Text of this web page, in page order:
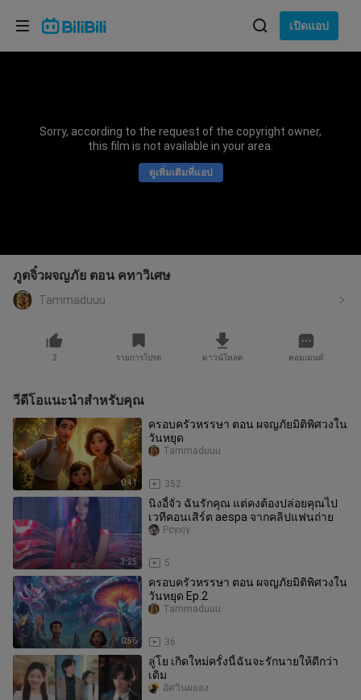
เปิดแอป
Sorry, according to the request of the copyright owner,
this film is not available in your area.
ดูเพิ่มเติมที่แอป
ภูตจิ๋วผจญภัย ตอน คทาวิเศษ
Tammaduuu
2 รายการโปรด ดาวน์โหลด คอมเมนต์
วีดีโอแนะนำสำหรับคุณ
0:41
ครอบครัวหรรษา ตอน ผจญภัยมิติพิศวงใน
วันหยุด
352
Tammaduuu
3:25
นิงอี้จั๋ว ฉันรักคุณ แต่คงต้องปล่อยคุณไป
เวทีคอนเสิร์ต aespa จากคลิปแฟนถ่าย
5
Pcyxjy
0:56
ครอบครัวหรรษา ตอน ผจญภัยมิติพิศวงใน
วันหยุด Ep.2
36
Tammaduuu
ลู่โย เกิดใหม่ครั้งนี้ฉันจะรักนายให้ดีกว่า
เดิม
อัศวินผยอง
เลือกภาษา